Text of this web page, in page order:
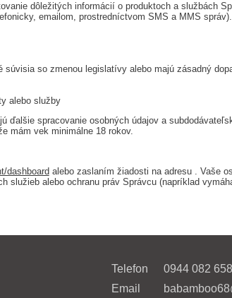
dôležitých informácií o produktoch a službách
emailom, prostredníctvom SMS a MMS
so zmenou legislatívy alebo majú zásadný
alebo služby
ďalšie spracovanie osobných údajov a
mám vek minimálne 18 rokov.
dashboardalebo zaslaním žiadosti na adresu
. Vaše
služieb alebo ochranu práv Správcu (napríklad
Telefon
0944 082 658
Email